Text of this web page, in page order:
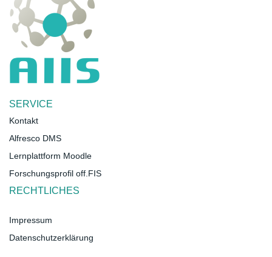
SERVICE
Kontakt
Alfresco DMS
Lernplattform Moodle
Forschungsprofil off.FIS
RECHTLICHES
Impressum
Datenschutzerklärung